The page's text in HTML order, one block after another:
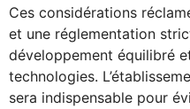
Ces considérations
et une réglementation
développement équilibré
technologies.
sera indispensable pour